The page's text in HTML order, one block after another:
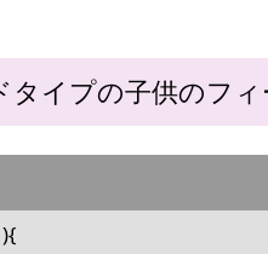
タイプの子供のフ